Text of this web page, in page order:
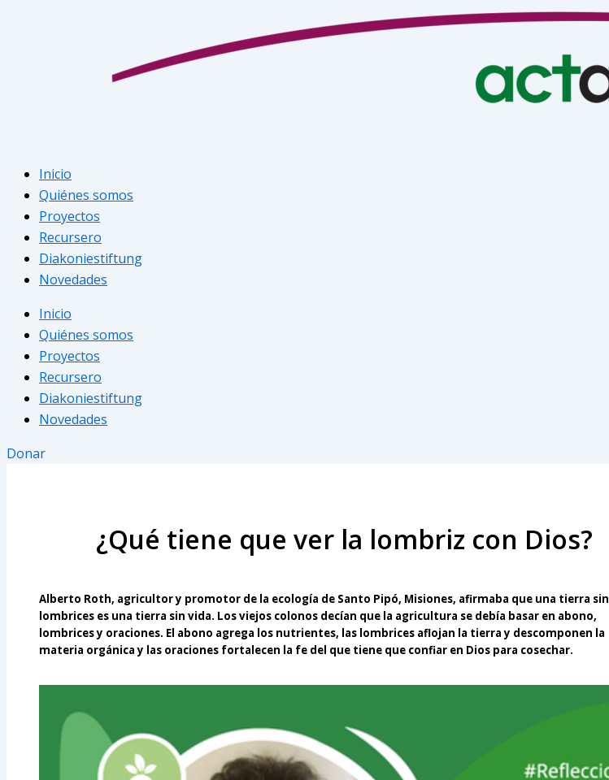
Inicio
Quiénes somos
Proyectos
Recursero
Diakoniestiftung
Novedades
Inicio
Quiénes somos
Proyectos
Recursero
Diakoniestiftung
Novedades
Donar
¿Qué tiene que ver la lombriz con Dios?
Alberto Roth, agricultor y promotor de la ecología de Santo Pipó, Misiones, afirmaba que una tierra sin
lombrices es una tierra sin vida. Los viejos colonos decían que la agricultura se debía basar en abono,
lombrices y oraciones. El abono agrega los nutrientes, las lombrices aflojan la tierra y descomponen la
materia orgánica y las oraciones fortalecen la fe del que tiene que confiar en Dios para cosechar.